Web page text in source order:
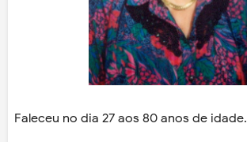
Faleceu no dia 27 aos 80 anos de idade.